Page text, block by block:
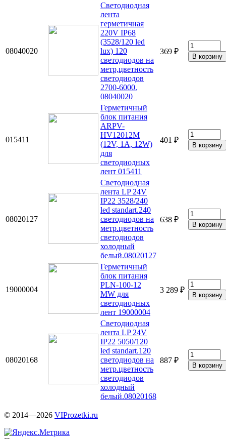
08040020
Светодиодная
лента
герметичная
220V IP68
(3528/120 led
lux) 120
светодиодов на
метр,цветность
светодиодов
2700-6000.
08040020
369 ₽
015411
Герметичный
блок питания
ARPV-
HV12012M
(12V, 1A, 12W)
для
светодиодных
лент 015411
401 ₽
08020127
Светодиодная
лента LP 24V
IP22 3528/240
led standart.240
светодиодов на
метр.цветность
светодиодов
холодный
белый.08020127
638 ₽
19000004
Герметичный
блок питания
PLN-100-12
MW для
светодиодных
лент 19000004
3 289 ₽
08020168
Светодиодная
лента LP 24V
IP22 5050/120
led standart.120
светодиодов на
метр.цветность
светодиодов
холодный
белый.08020168
887 ₽
© 2014—2026 VIProzetki.ru